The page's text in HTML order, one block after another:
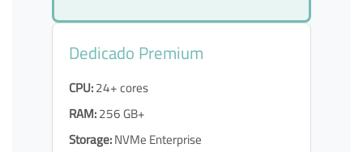
Dedicado Premium
CPU:24+ cores
RAM:256 GB+
Storage:NVMe Enterprise